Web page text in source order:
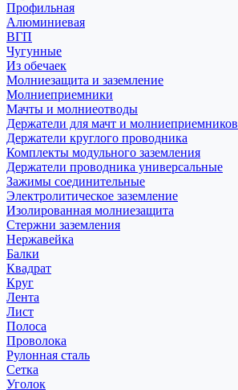
Профильная
Алюминиевая
ВГП
Чугунные
Из обечаек
Молниезащита и заземление
Молниеприемники
Мачты и молниеотводы
Держатели для мачт и молниеприемников
Держатели круглого проводника
Комплекты модульного заземления
Держатели проводника универсальные
Зажимы соединительные
Электролитическое заземление
Изолированная молниезащита
Стержни заземления
Нержавейка
Балки
Квадрат
Круг
Лента
Лист
Полоса
Проволока
Рулонная сталь
Сетка
Уголок